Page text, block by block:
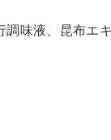
味液、昆布エ